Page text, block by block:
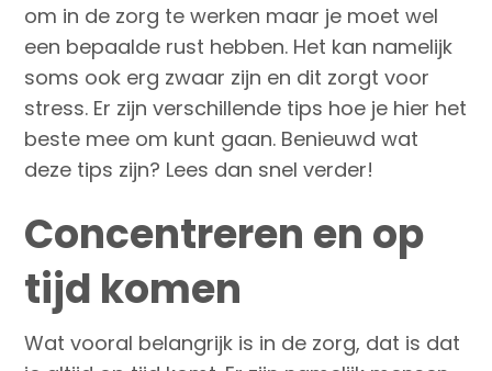
om in de zorg te werken maar je moet wel
een bepaalde rust hebben. Het kan namelijk
soms ook erg zwaar zijn en dit zorgt voor
stress. Er zijn verschillende tips hoe je hier het
beste mee om kunt gaan. Benieuwd wat
deze tips zijn? Lees dan snel verder!
Concentreren en op
tijd komen
Wat vooral belangrijk is in de zorg, dat is dat